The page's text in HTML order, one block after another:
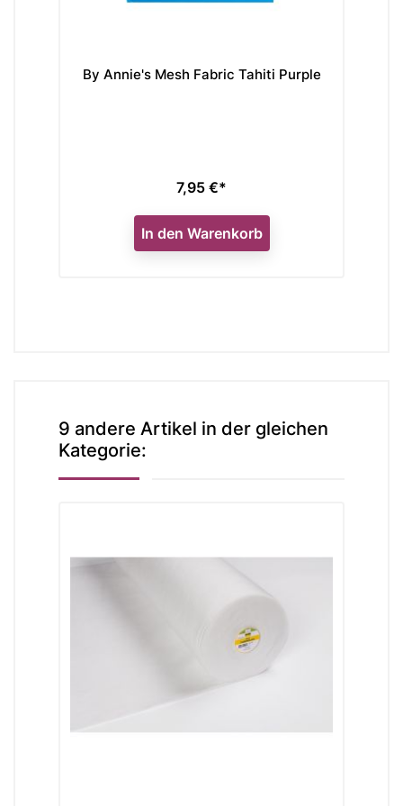
By Annie's Mesh Fabric Tahiti Purple
Preis
7,95 €*
In den Warenkorb
9 andere Artikel in der gleichen
Kategorie: